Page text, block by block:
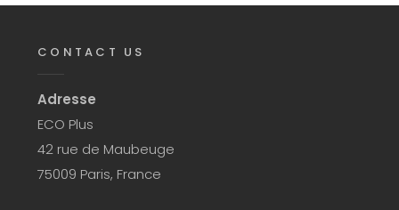
CONTACT US
Adresse
ECO Plus
42 rue de Maubeuge
75009 Paris, France